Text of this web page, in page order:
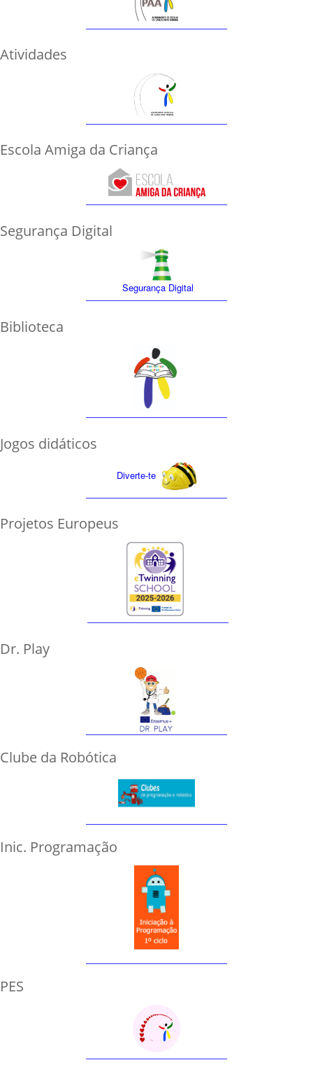
Atividades
Escola Amiga da Criança
Segurança Digital
Segurança Digital
Biblioteca
Jogos didáticos
Diverte-te
Projetos Europeus
Dr. Play
Clube da Robótica
Inic. Programação
PES